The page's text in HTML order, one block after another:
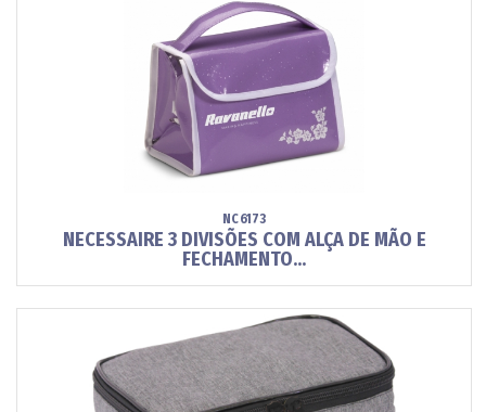
NC6173
NECESSAIRE 3 DIVISÕES COM ALÇA DE MÃO E
FECHAMENTO...